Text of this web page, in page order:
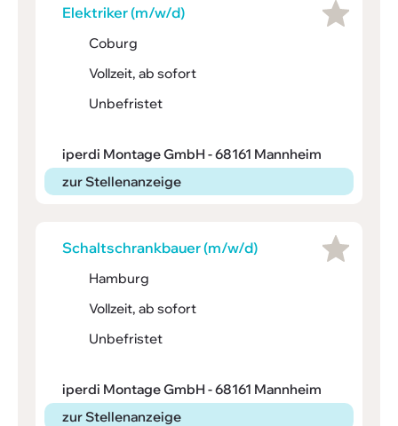
Elek­triker (m/w/d)
Coburg
Vollzeit, ab sofort
Unbefristet
iperdi Montage GmbH - 68161 Mannheim
zur Stellenanzeige
Schalt­schrank­bauer (m/w/d)
Hamburg
Vollzeit, ab sofort
Unbefristet
iperdi Montage GmbH - 68161 Mannheim
zur Stellenanzeige